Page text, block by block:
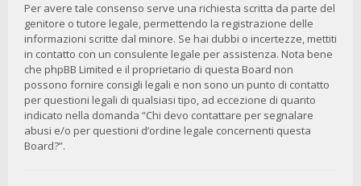
Per avere tale consenso serve una richiesta scritta da parte del
genitore o tutore legale, permettendo la registrazione delle
informazioni scritte dal minore. Se hai dubbi o incertezze, mettiti
in contatto con un consulente legale per assistenza. Nota bene
che phpBB Limited e il proprietario di questa Board non
possono fornire consigli legali e non sono un punto di contatto
per questioni legali di qualsiasi tipo, ad eccezione di quanto
indicato nella domanda “Chi devo contattare per segnalare
abusi e/o per questioni d’ordine legale concernenti questa
Board?”.